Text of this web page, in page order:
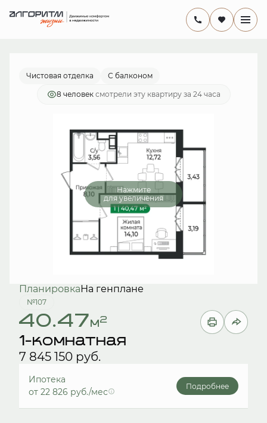
1-комнатная
7 845 150 руб.
от 22 826 руб./мес.
Чистовая отделка С балконом
8 человек смотрели эту квартиру за 24 часа
Нажмите
для увеличения
ПланировкаНа генплане
№107
40.47м2
1-комнатная
7 845 150 руб.
Ипотека
от 22 826 руб./мес
Подробнее